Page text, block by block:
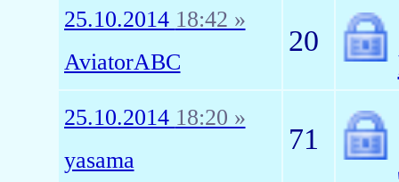
25.10.2014 18:42 »
AviatorABC
20
25.10.2014 18:20 »
yasama
71